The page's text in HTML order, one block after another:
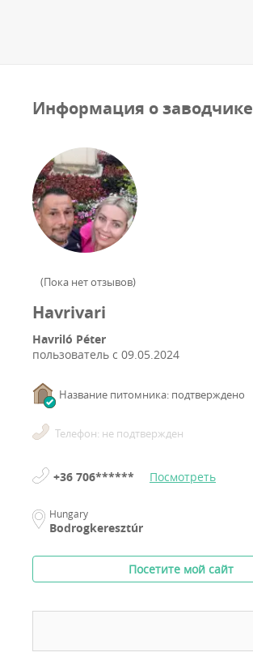
Информация о заводчике
(Пока нет отзывов)
Havrivari
Havriló Péter
пользователь с 09.05.2024
Название питомника: подтверждено
Телефон: не подтвержден
+36 706****** Посмотреть
Hungary
Bodrogkeresztúr
Посетите мой сайт